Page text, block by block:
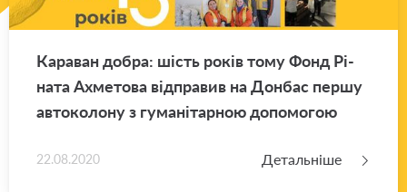
Ка­ра­ван добра: шість років тому Фонд Рі­
на­та Ахме­то­ва від­пра­вив на Дон­бас першу
ав­то­ко­ло­ну з гу­ма­ні­тар­ною до­по­мо­гою
22.08.2020 Детальніше